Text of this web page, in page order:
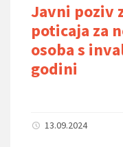
Javni poziv
poticaja za
osoba s
godini
13.09.2024